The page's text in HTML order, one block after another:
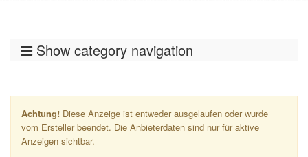
Show category navigation
Achtung! Diese Anzeige ist entweder ausgelaufen oder wurde
vom Ersteller beendet. Die Anbieterdaten sind nur für aktive
Anzeigen sichtbar.